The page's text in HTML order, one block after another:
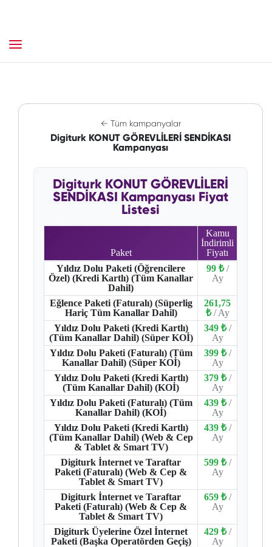
← Tüm kampanyalar
Digiturk KONUT GÖREVLİLERİ SENDİKASI
Kampanyası
Digiturk KONUT GÖREVLİLERİ
SENDİKASI Kampanyası Fiyat
Listesi
Paket
Kamu
İndirimli
Fiyatı
Yıldız Dolu Paketi (Öğrencilere
Özel) (Kredi Kartlı) (Tüm Kanallar
Dahil)
99 ₺ /
Ay
Eğlence Paketi (Faturalı) (Süperlig
Hariç Tüm Kanallar Dahil)
261,75
₺ / Ay
Yıldız Dolu Paketi (Kredi Kartlı)
(Tüm Kanallar Dahil) (Süper KOİ)
349 ₺ /
Ay
Yıldız Dolu Paketi (Faturalı) (Tüm
Kanallar Dahil) (Süper KOİ)
399 ₺ /
Ay
Yıldız Dolu Paketi (Kredi Kartlı)
(Tüm Kanallar Dahil) (KOİ)
379 ₺ /
Ay
Yıldız Dolu Paketi (Faturalı) (Tüm
Kanallar Dahil) (KOİ)
439 ₺ /
Ay
Yıldız Dolu Paketi (Kredi Kartlı)
(Tüm Kanallar Dahil) (Web & Cep
& Tablet & Smart TV)
439 ₺ /
Ay
Digiturk İnternet ve Taraftar
Paketi (Faturalı) (Web & Cep &
Tablet & Smart TV)
599 ₺ /
Ay
Digiturk İnternet ve Taraftar
Paketi (Faturalı) (Web & Cep &
Tablet & Smart TV)
659 ₺ /
Ay
Digiturk Üyelerine Özel İnternet
Paketi (Başka Operatörden Geçiş)
429 ₺ /
Ay